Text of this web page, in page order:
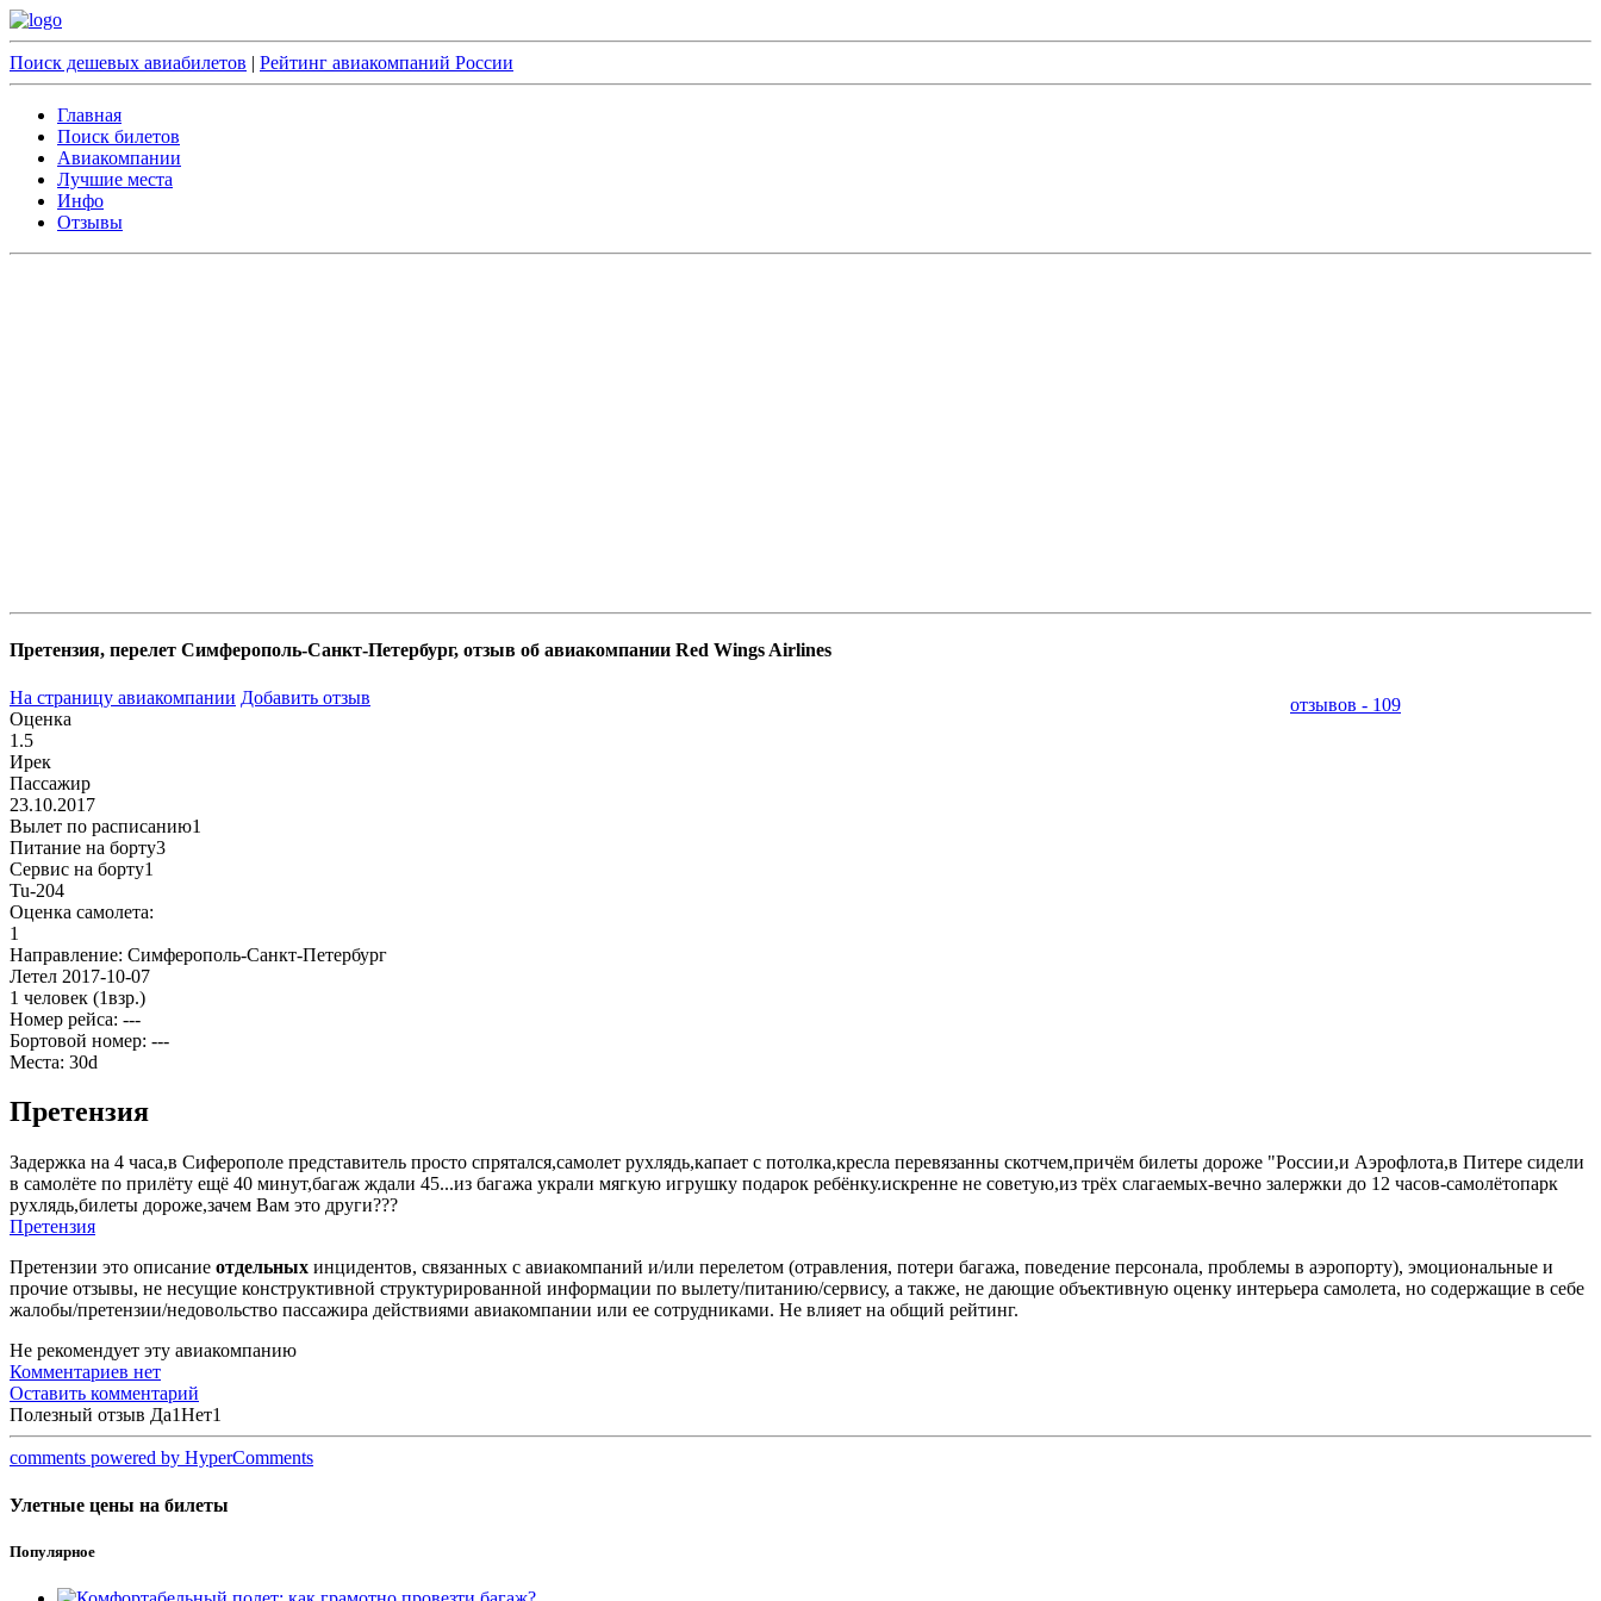
Поиск дешевых авиабилетов | Рейтинг авиакомпаний России
Главная
Поиск билетов
Авиакомпании
Лучшие места
Инфо
Отзывы
Претензия, перелет Симферополь-Санкт-Петербург, отзыв об авиакомпании Red Wings Airlines
На страницу авиакомпании Добавить отзыв отзывов - 109
Оценка
1.5
Ирек
Пассажир
23.10.2017
Вылет по расписанию1
Питание на борту3
Сервис на борту1
Tu-204
Оценка самолета:
1
Направление: Симферополь-Санкт-Петербург
Летел 2017-10-07
1 человек (1взр.)
Номер рейса: ---
Бортовой номер: ---
Места: 30d
Претензия
Задержка на 4 часа,в Сиферополе представитель просто спрятался,самолет рухлядь,капает с потолка,кресла перевязанны скотчем,причём билеты дороже "России,и Аэрофлота,в Питере сидели
в самолёте по прилёту ещё 40 минут,багаж ждали 45...из багажа украли мягкую игрушку подарок ребёнку.искренне не советую,из трёх слагаемых-вечно залержки до 12 часов-самолётопарк
рухлядь,билеты дороже,зачем Вам это други???
Претензия
Претензии это описание отдельных инцидентов, связанных с авиакомпаний и/или перелетом (отравления, потери багажа, поведение персонала, проблемы в аэропорту), эмоциональные и
прочие отзывы, не несущие конструктивной структурированной информации по вылету/питанию/сервису, а также, не дающие объективную оценку интерьера самолета, но содержащие в себе
жалобы/претензии/недовольство пассажира действиями авиакомпании или ее сотрудниками. Не влияет на общий рейтинг.
Не рекомендует эту авиакомпанию
Комментариев нет
Оставить комментарий
Полезный отзыв Да1Нет1
comments powered by HyperComments
Улетные цены на билеты
Популярное